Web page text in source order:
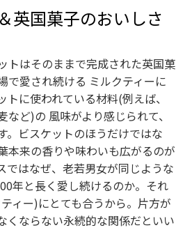
英国菓子のおいしさ
トはそのままで完成された英国菓
で愛され続ける ミルクティーに
に使われている材料(例えば、
ど)の 風味がより感じられて、
。ビスケットのほうだけではな
本来の香りや味わいも広がるのが
ではなぜ、老若男女が同じような
年と長く愛し続けるのか。それ
ィー)にとても合うから。片方が
くならない永続的な関係だといい